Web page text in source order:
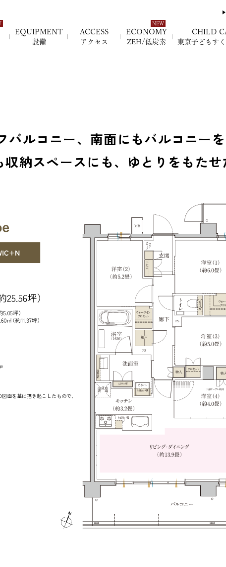
EQUIPMENT
設備
ACCESS
アクセス
ECONOMY
ZEH/低炭素
CHILD
東京子どもす
ルコニー、 南面にもバルコニー
納スペースにも、 ゆとりをもたせ
面を基に描き起こしたもので、